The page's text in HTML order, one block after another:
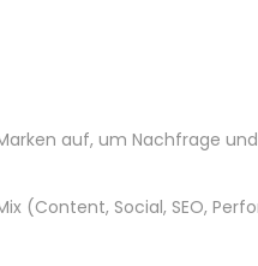
auf, um Nachfrage
(Content, Social, SEO,